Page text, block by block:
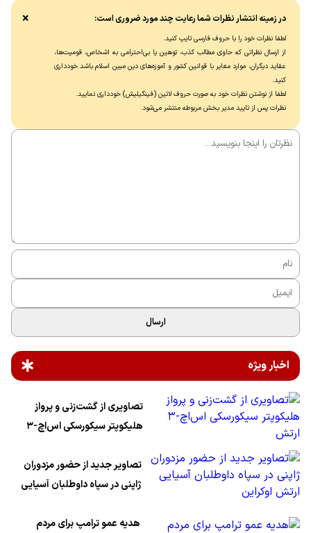
هدیه عمو ترامپ برای مردم ونزوئلا
برق کاراکاس بعد از ۷ سال قطع شد!
در زمینه انتشار نظرات شما رعایت چند مورد ضروری است:
لطفا نظرات خود را با حروف فارسی تایپ کنید.
از ارسال نظراتی که حاوی مطالب کذب، توهین یا بی‌احترامی به اشخاص، قومیت‌ها،
عقاید دیگران، موارد مغایر با قوانین کشور و آموزه‌های دین مبین اسلام باشد خودداری
کنید.
لطفا از نوشتن نظرات خود به صورت حروف لاتین (فینگیلیش) خودداری نماييد.
نظرات پس از تایید مدیر بخش مربوطه منتشر می‌شود.
×
ارسال
اخبار ویژه
تصاویری از گشت‌زنی و پرواز
هلیکوپتر سیکورسکی اس‌اچ-۳
تصاویر جدید از حضور مزدوران
ژاپنی در سپاه داوطلبان آسیایی
هدیه عمو ترامپ برای مردم